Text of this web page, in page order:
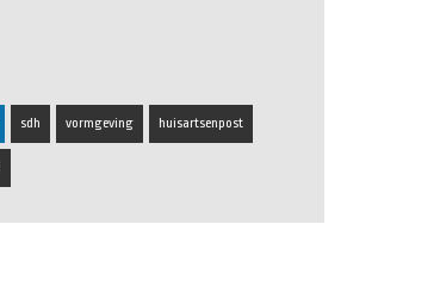
sdh vormgeving huisartsenpost